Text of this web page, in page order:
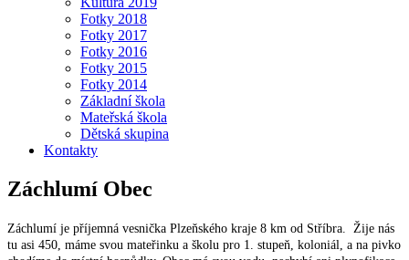
Fotky 2018
Fotky 2017
Fotky 2016
Fotky 2015
Fotky 2014
Základní škola
Mateřská škola
Dětská skupina
Kontakty
Záchlumí Obec
Záchlumí je příjemná vesnička Plzeňského kraje 8 km od Stříbra. Žije nás
tu asi 450, máme svou mateřinku a školu pro 1. stupeň, koloniál, a na pivko